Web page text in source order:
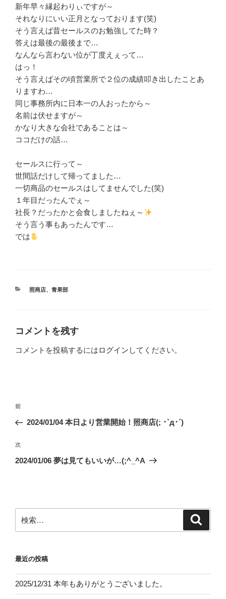
新年早々縁起わりぃですが～
それなりにいい正月となっております(笑)
そう言えば昔セールスのお勉強してた時？
答えは最後の最後まで…
なんなら言わない位が丁度えぇって…
はっ！
そう言えばその頃営業所で２位の成績叩き出したことあ
りますわ…
同じ事務所内に日本一の人おったから～
名前は伏せますが～
かなり大きな会社であることは～
ココだけの話…
セールスに行って～
世間話だけして帰ってました…
一切商品のセールスはしてませんでした(笑)
１年目だったんでぇ～
社長？だったかと会食しましたねぇ～
そう言う事もあったんです…
では
カ
照商店、 青果部
コメントを残す
コメントを投稿するにはログイン してください。
投
ナ
ビ
ゲ
ン
前
の
稿
前
2024/01/04 本日より営業開始！照商店(; ･`д･´)
次
の
次
2024/01/06 夢は見てもいいが…(;^_^A
索:
最近の投稿
2025/12/31 本年もありがとうございました。